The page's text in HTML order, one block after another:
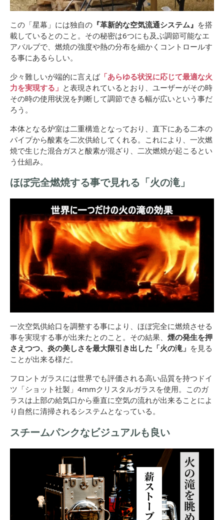
この「星幕」には独自の 『革新的な空気流通システム』 を搭
載しているとのこと。その秘密は6つにも及ぶ調節可能なエ
アバルブで、燃焼の強度や熱の分布を細かくコントロールす
る事にあるらしい。
少々難しいが端的に言えば「あらゆる状況に応じて最適な火
力を実現する」 と表現されているとおり、ユーザーがその時
その時の使用状況を判断して調節できる幅が広いという事だ
ろう。
本体となる炉室は二重構造となっており、直下にある二本の
パイプから酸素を二次供給してくれる。これにより、一次燃
焼で生じた混合ガスと酸素が混ざり、二次燃焼が起こるとい
う仕組み。
ほぼ完全燃焼する事で見れる「火の滝」
一次空気供給口を調整する事により、ほぼ完全に燃焼させる
事を実現する事が出来たとのこと。その結果、 煙の発生を押
さえつつ、炎の美しさを最大限引き出した「火の滝」 を見る
ことが出来る様だ。
フロントガラスには世界でも評価される高い品質を持つドイ
ツ「ショット社製」4mmクリスタルガラスを使用。このガ
ラスは上部の給気口から垂直に空気の流れが出来ることによ
り自然に清掃されるシステムとなっている。
スチームパンクなビジュアルも良い